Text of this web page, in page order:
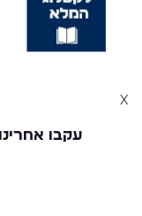
עקבו אחרינו
x